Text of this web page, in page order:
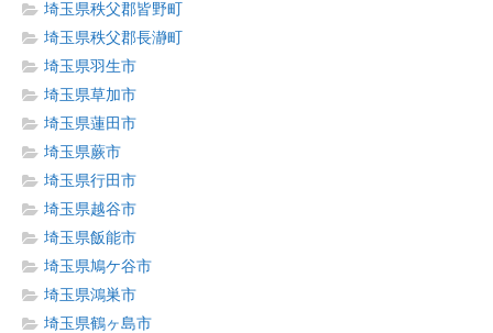
埼玉県秩父郡皆野町
埼玉県秩父郡長瀞町
埼玉県羽生市
埼玉県草加市
埼玉県蓮田市
埼玉県蕨市
埼玉県行田市
埼玉県越谷市
埼玉県飯能市
埼玉県鳩ケ谷市
埼玉県鴻巣市
埼玉県鶴ヶ島市